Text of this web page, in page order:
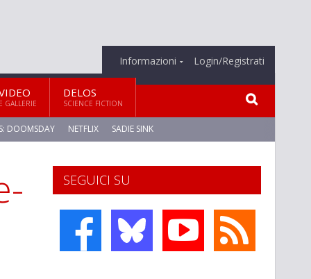
Informazioni Login/Registrati
E GALLERIE
DELOS
SCIENCE FICTION
DOOMSDAY NETFLIX SADIE SINK
SEGUICI SU